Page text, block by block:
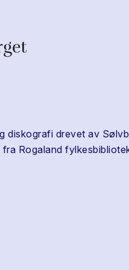
diskografi drevet av
Rogaland